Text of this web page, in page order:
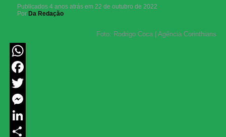
Publicados 4 anos atrás em 22 de outubro de 2022
Por Da Redação
Foto: Rodrigo Coca | Agência Corinthians
WhatsApp
Facebook
Twitter
Messenger
LinkedIn